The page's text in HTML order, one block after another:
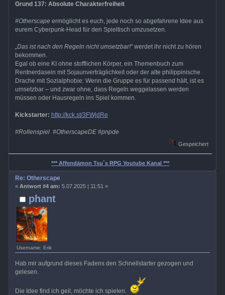
Grund 137: Absolute Charakterfreiheit
#Otherscapeermöglicht es euch, jede noch so abgefahrene Idee aus
eurem Cyberpunk-Head für den Spieltisch umzusetzen.
„Das ist nach den Regeln nicht umsetzbar!“werdet ihr nicht zu hören
bekommen.
Egal ob eine KI ohne stofflichen Körper, ein Themenbuch zum
Rentnerdasein mit Sojaunverträglichkeit oder der alte philippinische
Drache mit Sozialphobie: Wenn die Gruppe es für passend hält, ist es
umsetzbar – und zwar ohne, dass Regeln weggelassen werden
müssen oder Hausregeln ins Spiel kommen.
Kickstarter: http://kck.st/3FWjdRe
#Rollenspiel #OtherscapeDE #pnpde
Gespeichert
*** Affendämon Tsu´s RPG Youtube Kanal ***
phant
Username: Erik
Re: Otherscape
« Antwort #4 am: 5.07.2025 | 11:51 »
Hab mir aufgrund dieses Fadens den Schnellstarter gezogen und
gelesen.
Die Idee find ich geil, möchte ich spielen.